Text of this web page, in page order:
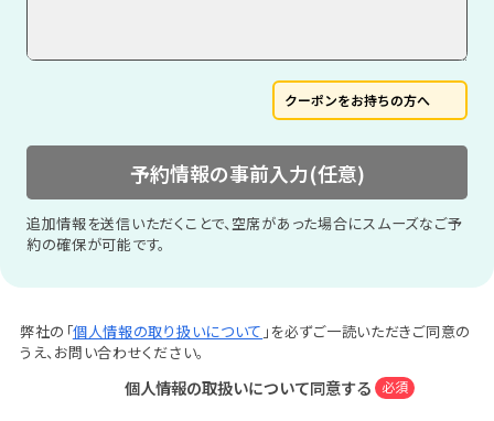
クーポンをお持ちの方へ
予約情報の事前入力(任意)
追加情報を送信いただくことで、空席があった場合にスムーズなご予
約の確保が可能です。
弊社の「個人情報の取り扱いについて 」を必ずご一読いただきご同意の
うえ、お問い合わせください。
個人情報の取扱いについて同意する 必須